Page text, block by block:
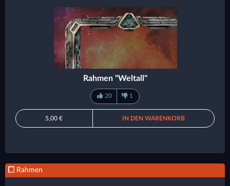
Rahmen "Weltall"
20 1
5,00 € IN DEN WARENKORB
Rahmen